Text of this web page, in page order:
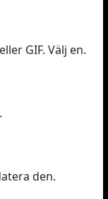
GIF. Välj en.
den.